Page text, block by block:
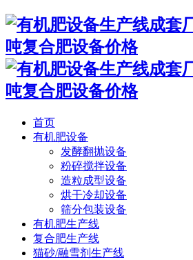
首页
有机肥设备
发酵翻抛设备
粉碎搅拌设备
造粒成型设备
烘干冷却设备
筛分包装设备
有机肥生产线
复合肥生产线
猫砂/融雪剂生产线